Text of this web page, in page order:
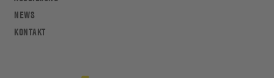
NEWS
KONTAKT